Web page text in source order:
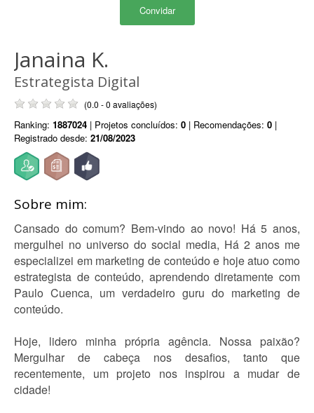
Convidar
Janaina K.
Estrategista Digital
(0.0 - 0 avaliações)
Ranking: 1887024 | Projetos concluídos: 0 | Recomendações: 0 |
Registrado desde: 21/08/2023
Sobre mim:
Cansado do comum? Bem-vindo ao novo! Há 5 anos,
mergulhei no universo do social media, Há 2 anos me
especializei em marketing de conteúdo e hoje atuo como
estrategista de conteúdo, aprendendo diretamente com
Paulo Cuenca, um verdadeiro guru do marketing de
conteúdo.
Hoje, lidero minha própria agência. Nossa paixão?
Mergulhar de cabeça nos desafios, tanto que
recentemente, um projeto nos inspirou a mudar de
cidade!